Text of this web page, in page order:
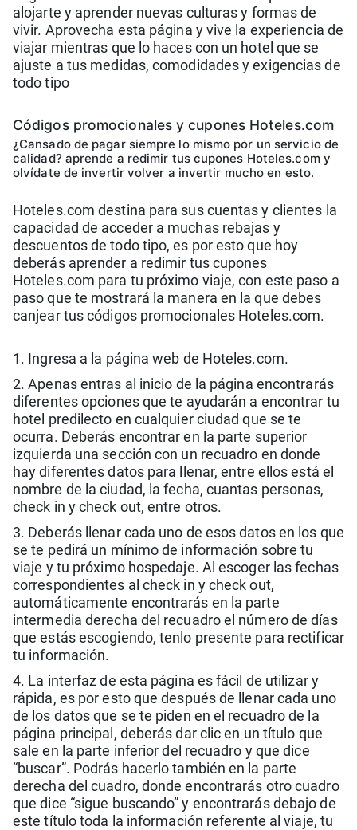
alojarte y aprender nuevas culturas y formas de
vivir. Aprovecha esta página y vive la experiencia de
viajar mientras que lo haces con un hotel que se
ajuste a tus medidas, comodidades y exigencias de
todo tipo
Códigos promocionales y cupones Hoteles.com
¿Cansado de pagar siempre lo mismo por un servicio de
calidad? aprende a redimir tus cupones Hoteles.com y
olvídate de invertir volver a invertir mucho en esto.
Hoteles.com destina para sus cuentas y clientes la
capacidad de acceder a muchas rebajas y
descuentos de todo tipo, es por esto que hoy
deberás aprender a redimir tus cupones
Hoteles.com para tu próximo viaje, con este paso a
paso que te mostrará la manera en la que debes
canjear tus códigos promocionales Hoteles.com.
1. Ingresa a la página web de Hoteles.com.
2. Apenas entras al inicio de la página encontrarás
diferentes opciones que te ayudarán a encontrar tu
hotel predilecto en cualquier ciudad que se te
ocurra. Deberás encontrar en la parte superior
izquierda una sección con un recuadro en donde
hay diferentes datos para llenar, entre ellos está el
nombre de la ciudad, la fecha, cuantas personas,
check in y check out, entre otros.
3. Deberás llenar cada uno de esos datos en los que
se te pedirá un mínimo de información sobre tu
viaje y tu próximo hospedaje. Al escoger las fechas
correspondientes al check in y check out,
automáticamente encontrarás en la parte
intermedia derecha del recuadro el número de días
que estás escogiendo, tenlo presente para rectificar
tu información.
4. La interfaz de esta página es fácil de utilizar y
rápida, es por esto que después de llenar cada uno
de los datos que se te piden en el recuadro de la
página principal, deberás dar clic en un título que
sale en la parte inferior del recuadro y que dice
“buscar”. Podrás hacerlo también en la parte
derecha del cuadro, donde encontrarás otro cuadro
que dice “sigue buscando” y encontrarás debajo de
este título toda la información referente al viaje, tu